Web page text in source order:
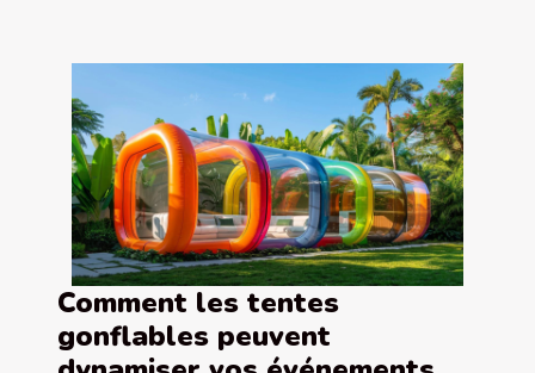
Comment les tentes
gonflables peuvent